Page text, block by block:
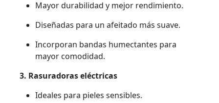
Mayor durabilidad y mejor rendimiento.
Diseñadas para un afeitado más suave.
Incorporan bandas humectantes para
mayor comodidad.
3. Rasuradoras eléctricas
Ideales para pieles sensibles.